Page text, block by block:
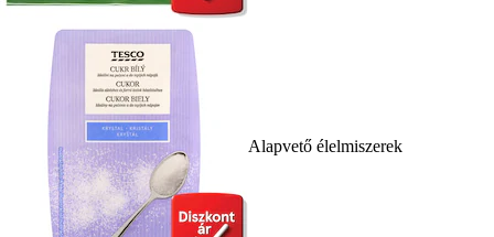
Alapvető élelmiszerek